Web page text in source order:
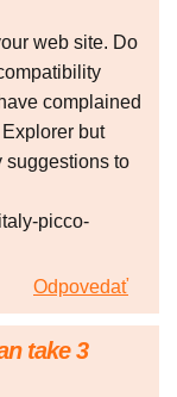
web site. Do
complained
but
suggestions to
picco-
Odpovedať
take 3